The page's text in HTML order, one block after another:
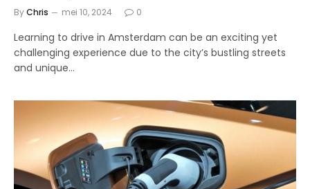
ByChris mei 10, 2024 0
Learning to drive in Amsterdam can be an exciting yet
challenging experience due to the city’s bustling streets
and unique…